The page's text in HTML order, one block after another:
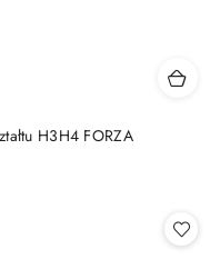
H3H4 FORZA